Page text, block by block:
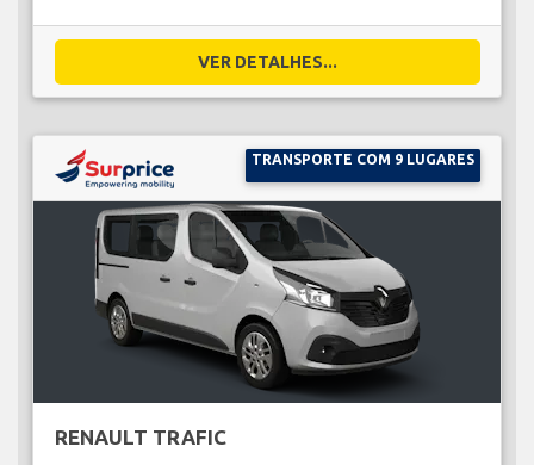
VER DETALHES...
TRANSPORTE COM 9 LUGARES
RENAULT TRAFIC